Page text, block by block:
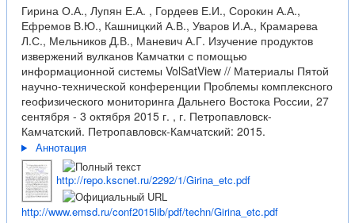
Гирина О.А., Лупян Е.А. , Гордеев Е.И., Сорокин А.А.,
Ефремов В.Ю., Кашницкий А.В., Уваров И.А., Крамарева
Л.С., Мельников Д.В., Маневич А.Г. Изучение продуктов
извержений вулканов Камчатки с помощью
информационной системы VolSatView // Материалы Пятой
научно-технической конференции Проблемы комплексного
геофизического мониторинга Дальнего Востока России, 27
сентября - 3 октября 2015 г. , г. Петропавловск-
Камчатский. Петропавловск-Камчатский: 2015.
Аннотация
http://repo.kscnet.ru/2292/1/Girina_etc.pdf
http://www.emsd.ru/conf2015lib/pdf/techn/Girina_etc.pdf